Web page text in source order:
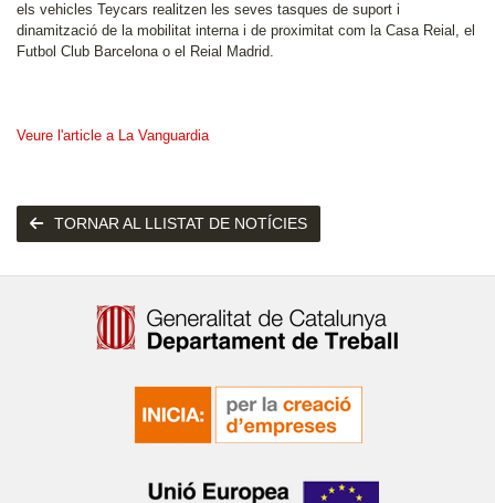
els vehicles Teycars realitzen les seves tasques de suport i
dinamització de la mobilitat interna i de proximitat com la Casa Reial, el
Futbol Club Barcelona o el Reial Madrid.
Veure l'article a La Vanguardia
TORNAR AL LLISTAT DE NOTÍCIES